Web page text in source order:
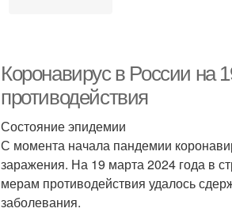
Коронавирус в России на
противодействия
Состояние эпидемии
С момента начала пандемии
заражения. На 19 марта 2024 года в
мерам противодействия удалось
заболевания.